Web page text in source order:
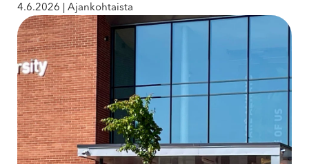
4.6.2026 Ajankohtaista